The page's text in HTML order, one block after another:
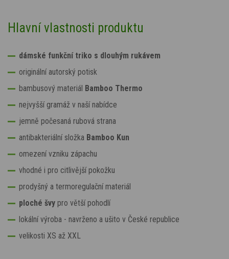
Hlavní vlastnosti produktu
dámské funkční triko s dlouhým rukávem
originální autorský potisk
bambusový materiál Bamboo Thermo
nejvyšší gramáž v naší nabídce
jemně počesaná rubová strana
antibakteriální složka Bamboo Kun
omezení vzniku zápachu
vhodné i pro citlivější pokožku
prodyšný a termoregulační materiál
ploché švy pro větší pohodlí
lokální výroba - navrženo a ušito v České republice
velikosti XS až XXL